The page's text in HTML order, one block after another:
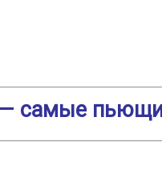
самые